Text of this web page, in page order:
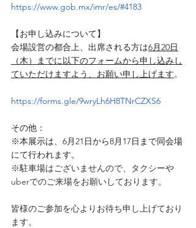
https://www.gob.mx/imr/es/#4183
【お申し込みについて】
会場設営の都合上、出席される方は6月20日
（木）までに以下のフォームから申し込みし
ていただけますよう、お願い申し上げます。
https://forms.gle/9wryLh6H8TNrCZXS6
その他：
※本展示は、6月21日から8月17日まで同会場
にて行われます。
※駐車場はございませんので、タクシーや
uberでのご来場をお願いしております。
皆様のご参加を心よりお待ち申し上げており
ます。